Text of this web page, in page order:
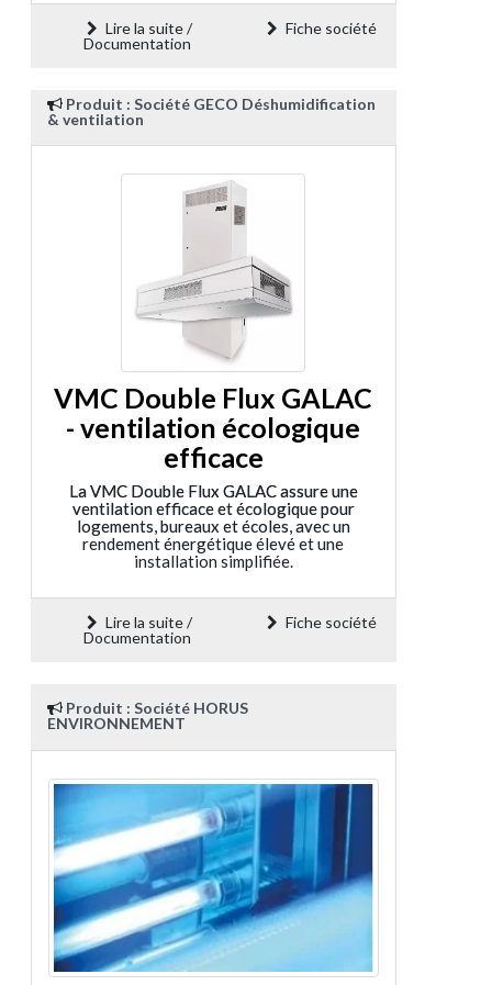
Lire la suite /
Documentation
Fiche société
Produit : Société GECO Déshumidification
& ventilation
VMC Double Flux GALAC
- ventilation écologique
efficace
La VMC Double Flux GALAC assure une
ventilation efficace et écologique pour
logements, bureaux et écoles, avec un
rendement énergétique élevé et une
installation simplifiée.
Lire la suite /
Documentation
Fiche société
Produit : Société HORUS
ENVIRONNEMENT